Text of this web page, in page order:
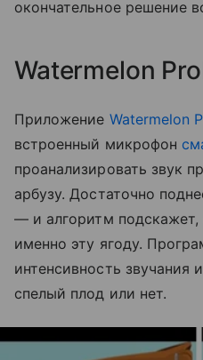
окончательное решение
Watermelon
Приложение Watermelon
встроенный микрофон
проанализировать звук
арбузу. Достаточно
— и алгоритм подскажет,
именно эту ягоду.
интенсивность звучания
спелый плод или нет.